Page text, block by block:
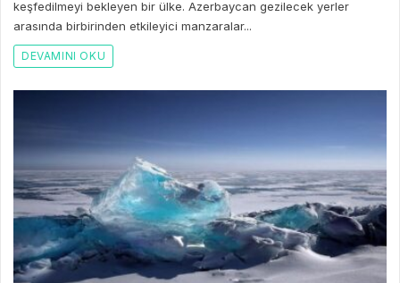
keşfedilmeyi bekleyen bir ülke. Azerbaycan gezilecek yerler
arasında birbirinden etkileyici manzaralar...
DEVAMINI OKU